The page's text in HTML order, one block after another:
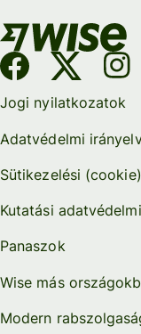
Jogi nyilatkozatok
Adatvédelmi
Sütikezelési
Kutatási
Panaszok
Wise más
Modern